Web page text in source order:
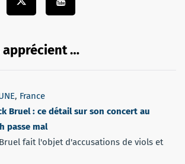
apprécient …
, France
Bruel : ce détail sur son concert au
passe mal
fait l'objet d'accusations de viols et